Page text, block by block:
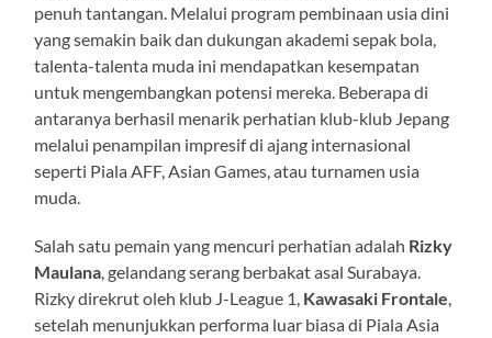
penuh tantangan. Melalui program pembinaan usia dini
yang semakin baik dan dukungan akademi sepak bola,
talenta-talenta muda ini mendapatkan kesempatan
untuk mengembangkan potensi mereka. Beberapa di
antaranya berhasil menarik perhatian klub-klub Jepang
melalui penampilan impresif di ajang internasional
seperti Piala AFF, Asian Games, atau turnamen usia
muda.
Salah satu pemain yang mencuri perhatian adalah Rizky
Maulana , gelandang serang berbakat asal Surabaya.
Rizky direkrut oleh klub J-League 1, Kawasaki Frontale
setelah menunjukkan performa luar biasa di Piala Asia